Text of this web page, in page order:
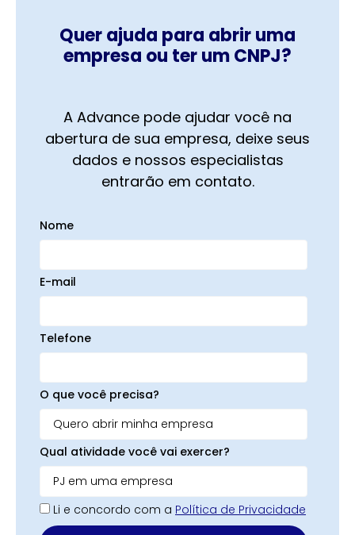
Quer ajuda para abrir uma
empresa ou ter um CNPJ?
A Advance pode ajudar você na
abertura de sua empresa, deixe seus
dados e nossos especialistas
entrarão em contato.
Nome
E-mail
Telefone
O que você precisa?
Qual atividade você vai exercer?
Li e concordo com a Política de Privacidade